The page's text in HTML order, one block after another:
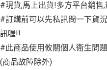
#現貨,馬上出貨!多方平台銷售
#訂購前可以先私訊問一下貨
訊喔!!
#此商品使用攸關個人衛生問
(商品故障除外)